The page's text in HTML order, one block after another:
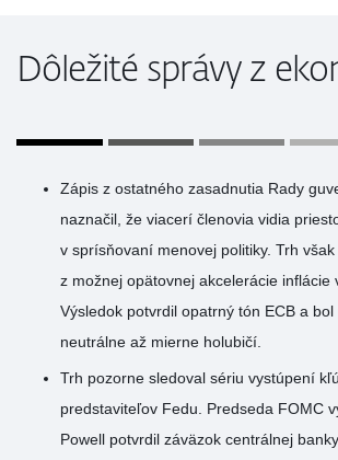
Dôležité správy z
Zápis z ostatného zasadnutia Rady
naznačil, že viacerí členovia vidia
v sprísňovaní menovej politiky. Trh
z možnej opätovnej akcelerácie inflácie
Výsledok potvrdil opatrný tón ECB a
neutrálne až mierne holubičí.
Trh pozorne sledoval sériu vystúpení
predstaviteľov Fedu. Predseda FOMC
Powell potvrdil záväzok centrálnej